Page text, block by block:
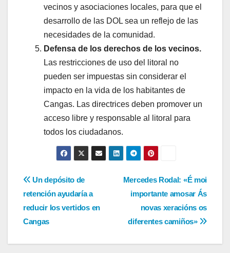
vecinos y asociaciones locales, para que el
desarrollo de las DOL sea un reflejo de las
necesidades de la comunidad.
Defensa de los derechos de los vecinos.
Las restricciones de uso del litoral no
pueden ser impuestas sin considerar el
impacto en la vida de los habitantes de
Cangas. Las directrices deben promover un
acceso libre y responsable al litoral para
todos los ciudadanos.
Navegación
de
entradas
Mercedes Rodal: «É moi
importante amosar Ás
novas xeracións os
diferentes camiños»
Un depósito de
retención ayudaría a
reducir los vertidos en
Cangas